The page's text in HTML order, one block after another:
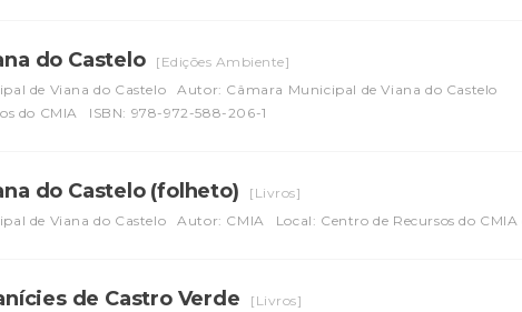
do Castelo
[Edições Ambiente]
de Viana do Castelo
Autor: Câmara Municipal de Viana do Castelo
do CMIA
ISBN: 978-972-588-206-1
do Castelo (folheto)
[Livros]
de Viana do Castelo
Autor: CMIA Local: Centro de Recursos do
de Castro Verde
[Livros]